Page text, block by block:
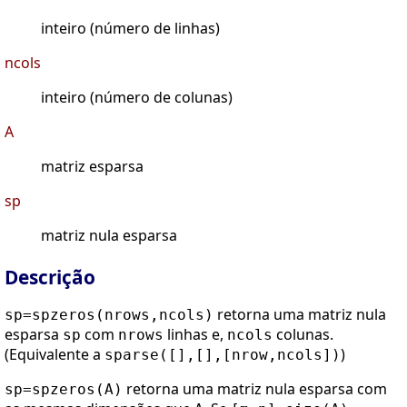
inteiro (número de linhas)
ncols
inteiro (número de colunas)
A
matriz esparsa
sp
matriz nula esparsa
Descrição
sp=spzeros(nrows,ncols) retorna uma matriz nula
esparsa sp com nrows linhas e, ncols colunas.
(Equivalente a sparse([],[],[nrow,ncols]))
sp=spzeros(A) retorna uma matriz nula esparsa com